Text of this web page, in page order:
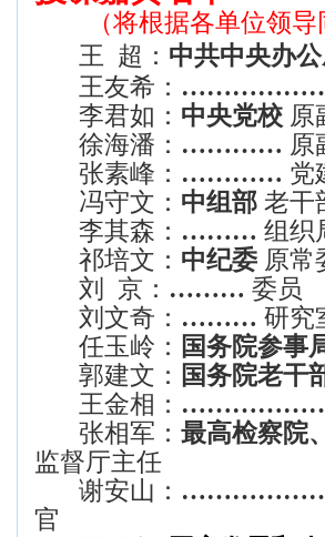
（将根据各单位领
王 超： 中共中央办
王友希：
李君如： 中央党校 原
徐海潘： ………… 原
张素峰： ………… 党
冯守文： 中组部 老干
李其森： ……… 组织
祁培文： 中纪委 原常
刘 京： ……… 委员
刘文奇： ……… 研究
任玉岭： 国务院参事
郭建文： 国务院老干
王金相：
张相军： 最高检察院
监督厅主任
谢安山：
官